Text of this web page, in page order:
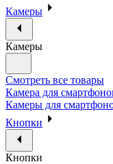
Камеры
Камеры
Смотреть все товары
Камера для
Камеры для
Кнопки
Кнопки